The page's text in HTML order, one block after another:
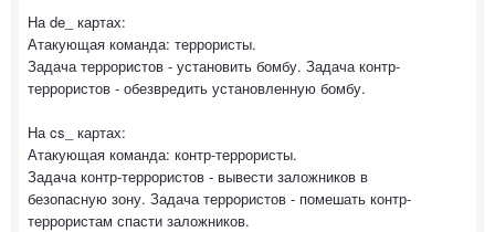
На de_ картах:
Атакующая команда: террористы.
Задача террористов - установить бомбу. Задача контр-
террористов - обезвредить установленную бомбу.
На cs_ картах:
Атакующая команда: контр-террористы.
Задача контр-террористов - вывести заложников в
безопасную зону. Задача террористов - помешать контр-
террористам спасти заложников.